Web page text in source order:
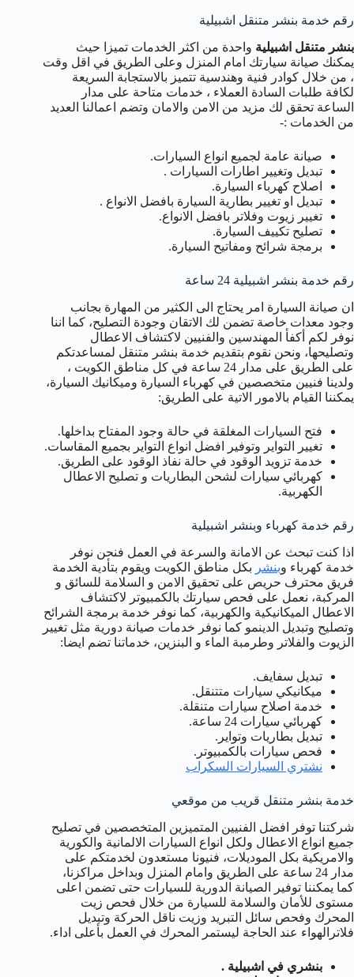
رقم خدمة بنشر متنقل اشبيلية
بنشر متنقل اشبيلية واحدة من اكثر الخدمات تميزا حيث
يمكنك صيانة سيارتك امام المنزل وعلى الطريق في اقل وقت
، من خلال كوادر فنية وهندسية تتميز بالاستجابة السريعة
لكافة طلبات السادة العملاء ، خدمات متاحة على مدار
الساعة تحقق لك مزيد من الامن والامان وتضم اعمالنا العديد
من الخدمات :-
صيانة عامة لجميع انواع السيارات.
تبديل وتغيير اطارات السيارات .
اصلاح كهرباء السيارة.
تبديل او تغيير بطارية السيارة بافضل الانواع .
تغيير زيوت وفلاتر بافضل الانواع.
تصليح تكييف السيارة.
برمجة شرائح ومفاتيح السيارة.
رقم خدمة بنشر اشبيلية 24 ساعة
ان صيانة السيارة امر يحتاج الى الكثير من المهارة بجانب
وجود معدات خاصة تضمن لك الاتقان وجودة التصليح، كما اننا
نوفر لكم أكفأ المهندسين والفنيين لاكتشاف الاعطال
وتصليحها، ونحن نقوم بتقديم خدمة بنشر متنقل لمساعدتكم
على الطريق على مدار 24 ساعة في كل مناطق الكويت ،
ولدينا فنيين متخصصين في كهرباء السيارة وميكانيك السيارة،
يمكننا القيام بالامور الاتية على الطريق:
فتح السيارات المغلقة في حالة وجود المفتاح بداخلها.
تغيير التواير وتوفير افضل انواع التواير بجميع المقاسات.
خدمة تزويد الوقود في حالة نفاذ الوقود على الطريق.
كهربائي سيارات لشحن البطاريات و تصليح الاعطال
الكهربية.
رقم خدمة كهرباء وبنشر اشبيلية
اذا كنت تبحث عن الامانة والسرعة في العمل فنحن نوفر
خدمة كهرباء وبنشر بكل مناطق الكويت ويقوم بتأدية الخدمة
فريق محترف حريص على تحقيق الامن و السلامة للسائق و
المركبة، نعمل على فحص سيارتك بالكمبيوتر لاكتشاف
الاعطال الميكانيكية والكهربية، كما نوفر خدمة برمجة الشرائح
وتصليح وتبديل الدينمو كما نوفر خدمات صيانة دورية مثل تغيير
الزيوت والفلاتر وطرمبة الماء و البنزين، خدماتنا تضم ايضا:
تبديل سفايف.
ميكانيكي سيارات متتنقل.
خدمة اصلاح سيارات متنقلة.
كهربائي سيارات 24 ساعة.
تبديل بطاريات وتواير.
فحص سيارات بالكمبيوتر.
نشتري السيارات السكراب
خدمة بنشر متنقل قريب من موقعي
شركتنا توفر افضل الفنيين المتميزين المتخصصين في تصليح
جميع انواع الاعطال ولكل انواع السيارات الالمانية والكورية
والامريكية بكل الموديلات، فنيونا مستعدون لخدمتكم على
مدار 24 ساعة على الطريق وامام المنزل وبداخل مراكزنا،
كما يمكننا توفير الصيانة الدورية للسيارات حتى تضمن اعلى
مستوى للأمان والسلامة للسيارة من خلال فحص زيت
المحرك وفحص سائل التبريد وزيت ناقل الحركة وتبديل
فلاترالهواء عند الحاجة ليستمر المحرك في العمل بأعلى اداء.
بنشري في اشبيلية .